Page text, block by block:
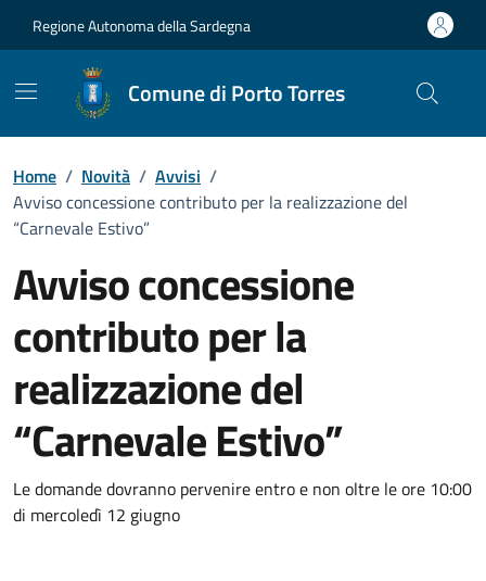
Regione Autonoma della Sardegna
Comune di Porto Torres
Home / Novità / Avvisi /
Avviso concessione contributo per la realizzazione del
“Carnevale Estivo”
Avviso concessione
contributo per la
realizzazione del
“Carnevale Estivo”
Dettagli della notizia
Le domande dovranno pervenire entro e non oltre le ore 10:00
di mercoledì 12 giugno